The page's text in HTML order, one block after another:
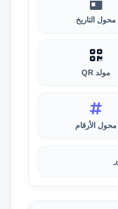
محول التاريخ
مولد QR
محول الأرقام